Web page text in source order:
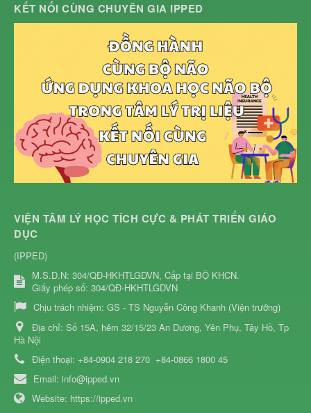
KẾT NỐI CÙNG CHUYÊN GIA IPPED
VIỆN TÂM LÝ HỌC TÍCH CỰC & PHÁT TRIỂN GIÁO
DỤC
(IPPED)
M.S.D.N: 304/QĐ-HKHTLGDVN, Cấp tại BỘ KHCN.
Giấy phép số: 304/QĐ-HKHTLGDVN
Chịu trách nhiệm: GS - TS Nguyễn Công Khanh (Viện trưởng)
Địa chỉ: Số 15A, hẻm 32/15/23 An Dương, Yên Phụ, Tây Hồ, Tp
Hà Nội
Điện thoại: +84-0904 218 270 +84-0866 1800 45
Email: info@ipped.vn
Website: https://ipped.vn